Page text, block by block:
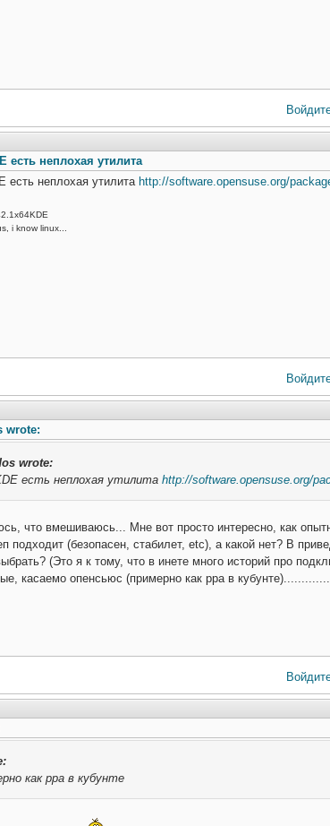
есть неплохая утилита
есть неплохая утилита http://software.opensuse.org/
i know linux...
wrote:
wrote:
есть неплохая утилита http://software.opensuse.org/
что вмешиваюсь... Мне вот просто интересно, как
подходит (безопасен, стабилет, etc), а какой нет? В
(Это я к тому, что в инете много историй про
касаемо опенсьюс (примерно как ppa в кубунте)..............
как ppa в кубунте